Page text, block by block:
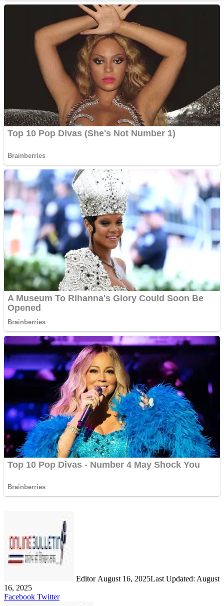
Editor August 16, 2025Last Updated: August
16, 2025
Facebook TwitterLinkedIn
Share
Print